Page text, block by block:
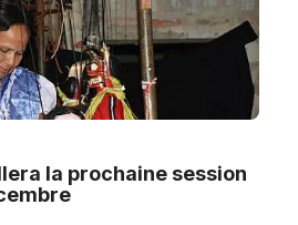
la prochaine session